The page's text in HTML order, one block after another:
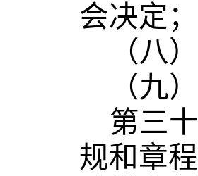
会决定；
（八）
（九）
第三
规和章